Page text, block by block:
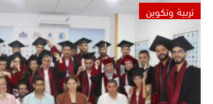
تربية وتكوين